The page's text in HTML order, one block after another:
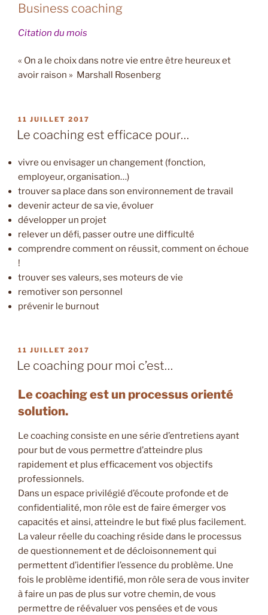
Business coaching
Citation du mois
« On a le choix dans notre vie entre être heureux et
avoir raison » Marshall Rosenberg
PUBLIÉ
LE
11 JUILLET 2017
Le coaching est efficace pour…
vivre ou envisager un changement (fonction,
employeur, organisation…)
trouver sa place dans son environnement de travail
devenir acteur de sa vie, évoluer
développer un projet
relever un défi, passer outre une difficulté
comprendre comment on réussit, comment on échoue
!
trouver ses valeurs, ses moteurs de vie
remotiver son personnel
prévenir le burnout
PUBLIÉ
LE
11 JUILLET 2017
Le coaching pour moi c’est…
Le coaching est un processus orienté
solution.
Le coaching consiste en une série d’entretiens ayant
pour but de vous permettre d’atteindre plus
rapidement et plus efficacement vos objectifs
professionnels.
Dans un espace privilégié d’écoute profonde et de
confidentialité, mon rôle est de faire émerger vos
capacités et ainsi, atteindre le but fixé plus facilement.
La valeur réelle du coaching réside dans le processus
de questionnement et de décloisonnement qui
permettent d’identifier l’essence du problème. Une
fois le problème identifié, mon rôle sera de vous inviter
à faire un pas de plus sur votre chemin, de vous
permettre de réévaluer vos pensées et de vous